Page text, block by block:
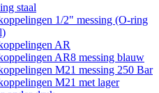
staal
1/2" messing (O-ring
AR
AR8 messing blauw
M21 messing 250 Bar
M21 met lager